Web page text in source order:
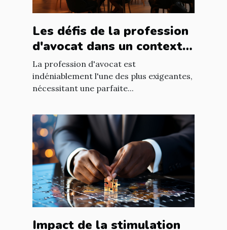
Les défis de la profession
d'avocat dans un contexte
international à Nantes
La profession d'avocat est
indéniablement l'une des plus exigeantes,
nécessitant une parfaite...
Impact de la stimulation